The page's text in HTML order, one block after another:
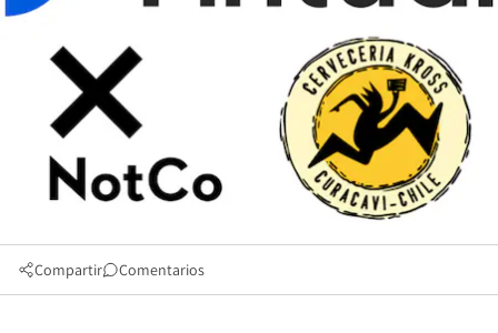
Compartir Comentarios